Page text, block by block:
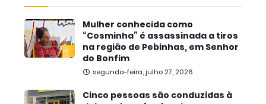
Mulher conhecida como
“Cosminha” é assassinada a tiros
na região de Pebinhas, em Senhor
do Bonfim
segunda-feira, julho 27, 2026
Cinco pessoas são conduzidas à